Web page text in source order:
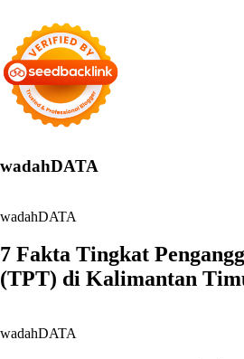
wadahDATA
wadahDATA
7 Fakta Tingkat
(TPT) di Kalimantan
wadahDATA